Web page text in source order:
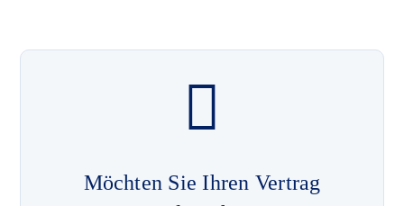
Möchten Sie Ihren Vertrag